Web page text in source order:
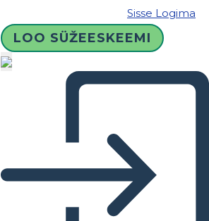
Sisse Logima
LOO SÜŽEESKEEMI